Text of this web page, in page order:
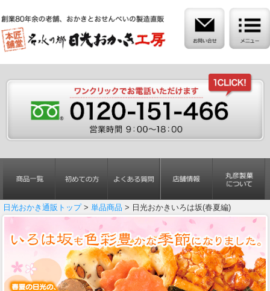
日光おかき通販トップ> 単品商品 > 日光おかきいろは坂(春夏編)